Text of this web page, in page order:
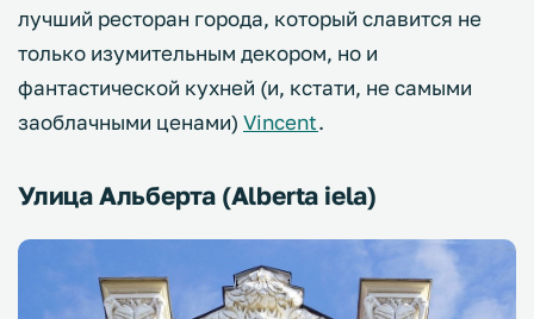
лучший ресторан города, который славится не
только изумительным декором, но и
фантастической кухней (и, кстати, не самыми
заоблачными ценами) Vincent.
Улица Альберта (Alberta iela)